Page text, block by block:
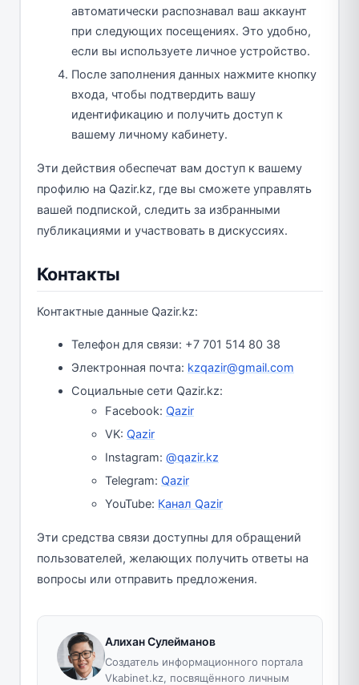
автоматически распознавал ваш аккаунт
при следующих посещениях. Это удобно,
если вы используете личное устройство.
После заполнения данных нажмите кнопку
входа, чтобы подтвердить вашу
идентификацию и получить доступ к
вашему личному кабинету.
Эти действия обеспечат вам доступ к вашему
профилю на Qazir.kz, где вы сможете управлять
вашей подпиской, следить за избранными
публикациями и участвовать в дискуссиях.
Контакты
Контактные данные Qazir.kz:
Телефон для связи: +7 701 514 80 38
Электронная почта: kzqazir@gmail.com
Социальные сети Qazir.kz:
Facebook: Qazir
VK: Qazir
Instagram:@qazir.kz
Telegram: Qazir
YouTube: Канал Qazir
Эти средства связи доступны для обращений
пользователей, желающих получить ответы на
вопросы или отправить предложения.
Алихан Сулейманов
Создатель информационного портала
Vkabinet.kz, посвящённого личным